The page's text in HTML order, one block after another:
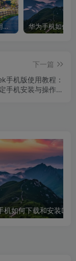
手机deepseek使用全攻略，轻松实现画图与炒股功能
下一篇
手机版使用教程：
手机安装与操作技